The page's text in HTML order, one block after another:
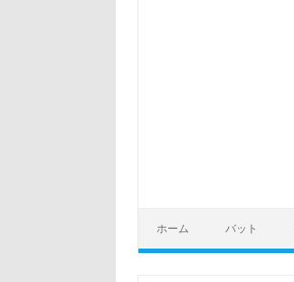
ホーム バット